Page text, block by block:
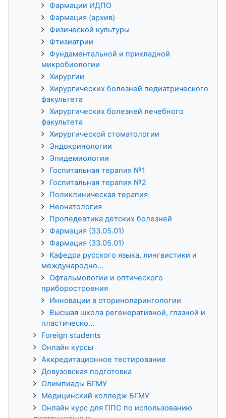
Фармации ИДПО
Фармация (архив)
Физической культуры
Фтизиатрии
Фундаментальной и прикладной
микробиологии
Хирургии
Хирургических болезней педиатрического
факультета
Хирургических болезней лечебного
факультета
Хирургической стоматологии
Эндокринологии
Эпидемиологии
Госпитальная терапия №1
Госпитальная терапия №2
Поликлиническая терапия
Неонатология
Пропедевтика детских болезней
Фармация (33.05.01)
Фармация (33.05.01)
Кафедра русского языка, лингвистики и
международно...
Офтальмологии и оптического
приборостроения
Инновации в оториноларингологии
Высшая школа регенеративной, глазной и
пластическо...
Foreign students
Онлайн курсы
Аккредитационное тестирование
Довузовская подготовка
Олимпиады БГМУ
Медицинский колледж БГМУ
Онлайн курс для ППС по использованию